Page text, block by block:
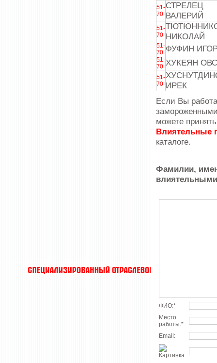
51-
70
СТРЕЛЕЦ
ВАЛЕРИЙ
51-
70 НИКОЛАЙ
51-
70 ФУФИН
51-
70 ХУКЕЯН
51-
70 ИРЕК
Если Вы
можете
Влиятельные
каталоге.
Фамилии,
ФИО:*
Место
работы:*
Email: